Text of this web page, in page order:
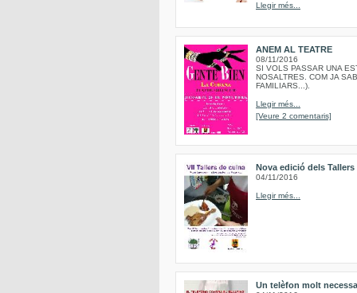
Llegir més...
ANEM AL TEATRE
08/11/2016
SI VOLS PASSAR UNA
NOSALTRES. COM JA
FAMILIARS...).
Llegir més...
[Veure 2 comentaris]
Nova edició dels
04/11/2016
Llegir més...
Un telèfon molt